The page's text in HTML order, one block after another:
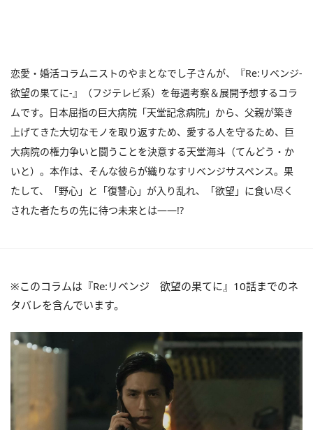
恋愛・婚活コラムニストのやまとなでし子さんが、『Re:リベンジ-
欲望の果てに-』（フジテレビ系）を毎週考察＆展開予想するコラ
ムです。日本屈指の巨大病院「天堂記念病院」から、父親が築き
上げてきた大切なモノを取り返すため、愛する人を守るため、巨
大病院の権力争いと闘うことを決意する天堂海斗（てんどう・か
いと）。本作は、そんな彼らが織りなすリベンジサスペンス。果
たして、「野心」と「復讐心」が入り乱れ、「欲望」に食い尽く
された者たちの先に待つ未来とは――!?
※このコラムは『Re:リベンジ 欲望の果てに』10話までのネ
タバレを含んでいます。